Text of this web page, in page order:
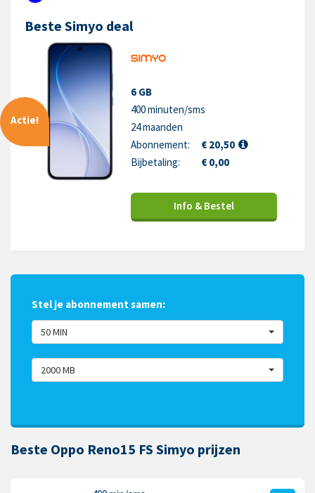
Beste Simyo deal
Actie!
6 GB
400 minuten/sms
24 maanden
Abonnement:
€ 20,50
Bijbetaling:
€ 0,00
Info & Bestel
Stel je abonnement samen:
50 MIN
2000 MB
Beste Oppo Reno15 FS Simyo prijzen